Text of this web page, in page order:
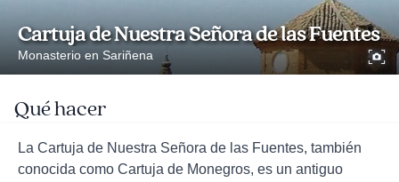
Cartuja de Nuestra Señora de las Fuentes
Monasterio en Sariñena
Qué hacer
La Cartuja de Nuestra Señora de las Fuentes, también
conocida como Cartuja de Monegros, es un antiguo